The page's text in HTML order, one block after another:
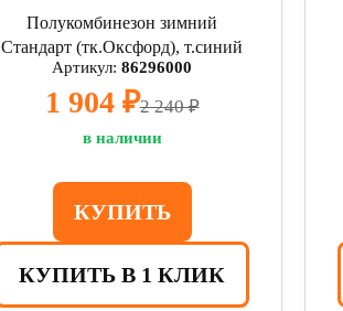
Полукомбинезон зимний
Стандарт (тк.Оксфорд), т.синий
Артикул:86296000
1 904 ₽2 240 ₽
в наличии
КУПИТЬ
КУПИТЬ В 1 КЛИК